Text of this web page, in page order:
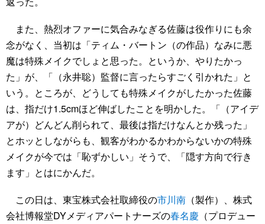
また、熱烈オファーに気合みなぎる佐藤は役作りにも余
念がなく、当初は「ティム・バートン（の作品）なみに悪
魔は特殊メイクでしょと思った。というか、やりたかっ
た」が、「（永井聡）監督に言ったらすごく引かれた」と
いう。ところが、どうしても特殊メイクがしたかった佐藤
は、指だけ1.5cmほど伸ばしたことを明かした。「（アイデ
アが）どんどん削られて、最後は指だけなんとか残った」
とホッとしながらも、観客がわかるかわからないかの特殊
メイクが今では「恥ずかしい」そうで、「隠す方向で行き
ます」とはにかんだ。
この日は、東宝株式会社取締役の市川南 （製作）、株式
会社博報堂DYメディアパートナーズの春名慶 （プロデュー